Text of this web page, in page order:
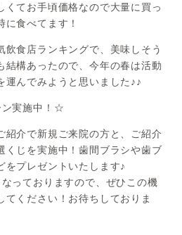
くてお手頃価格なので大量に買っ
食べてます！
飲食店ランキングで、美味しそう
結構あったので、今年の春は活動
運んでみようと思いました♪♪
実施中！☆
紹介で新規ご来院の方と、ご紹介
くじを実施中！歯間ブラシや歯ブ
をプレゼントいたします♪
っておりますので、ぜひこの機
てください！お待ちしておりま